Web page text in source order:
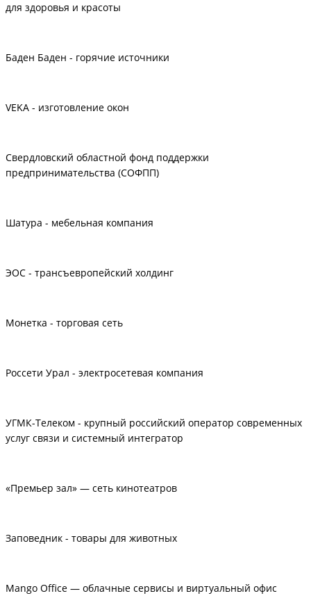
для здоровья и красоты
Баден Баден - горячие источники
VEKA - изготовление окон
Свердловский областной фонд поддержки
предпринимательства (СОФПП)
Шатура - мебельная компания
ЭОС - трансъевропейский холдинг
Монетка - торговая сеть
Россети Урал - электросетевая компания
УГМК-Телеком - крупный российский оператор современных
услуг связи и системный интегратор
«Премьер зал» — сеть кинотеатров
Заповедник - товары для животных
Mango Office — облачные сервисы и виртуальный офис